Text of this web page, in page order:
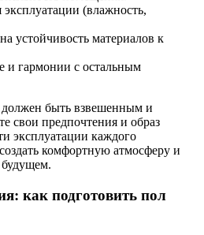
(влажность,
устойчивость материалов к
и гармонии с остальным
быть взвешенным и
свои предпочтения и образ
эксплуатации каждого
комфортную атмосферу и
как подготовить пол